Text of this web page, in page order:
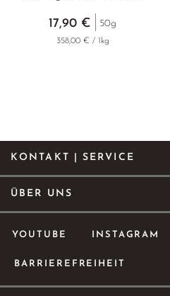
17,90 € 50g
358,00 € / 1kg
KONTAKT | SERVICE
ÜBER UNS
YOUTUBE INSTAGRAM
BARRIEREFREIHEIT